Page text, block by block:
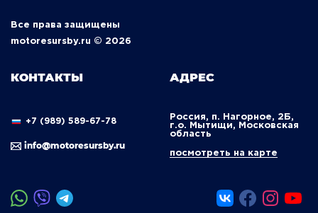
Все права защищены
motoresursby.ru © 2026
КОНТАКТЫ
+7 (989) 589-67-78
info@motoresursby.ru
АДРЕС
Россия, п. Нагорное, 2Б,
г.о. Мытищи, Московская
область
посмотреть на карте